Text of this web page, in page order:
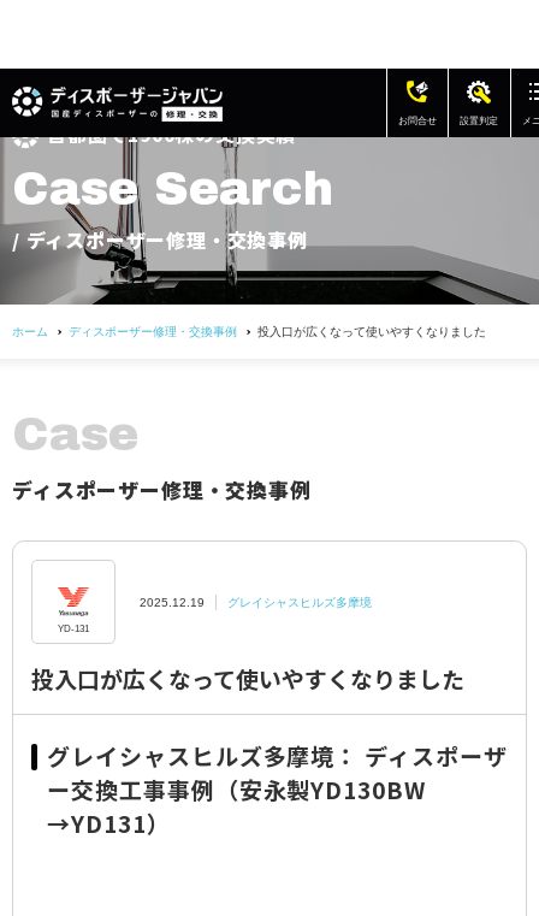
お問合せ 設置判定 メ
修理・交換の費用
ディスポーザー修理・交換事例
アフターサポート
よくある質問
プライバシーポリシー
特定商取引に関する表示
首都圏で1900棟の交換実績
Case Searc h
/ ディスポーザー修理・交換事例
ホーム ディスポーザー修理・交換事例 投入口が広くなって使いやすくなりました
Case
ディスポーザー修理・交換事例
YD-131
2025.12.19 グレイシャスヒルズ多摩境
投入口が広くなって使いやすくなりました
グレイシャスヒルズ多摩境： ディスポーザ
ー交換工事事例（安永製YD130BW
→YD131）